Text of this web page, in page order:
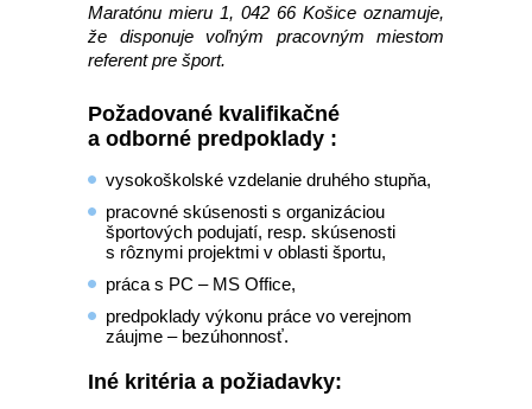
Maratónu mieru 1, 042 66 Košice oznamuje,
že disponuje voľným pracovným miestom
referent pre šport.
Požadované kvalifikačné
a odborné predpoklady :
vysokoškolské vzdelanie druhého stupňa,
pracovné skúsenosti s organizáciou
športových podujatí, resp. skúsenosti
s rôznymi projektmi v oblasti športu,
práca s PC – MS Office,
predpoklady výkonu práce vo verejnom
záujme – bezúhonnosť.
Iné kritéria a požiadavky: